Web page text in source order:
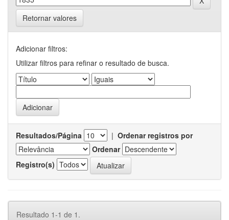
Retornar valores
Adicionar filtros:
Utilizar filtros para refinar o resultado de busca.
Resultados/Página | Ordenar registros por
Ordenar
Registro(s)
Resultado 1-1 de 1.